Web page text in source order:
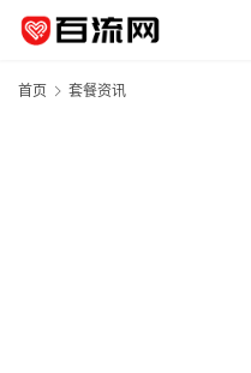
首页 套餐资讯